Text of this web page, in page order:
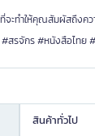
จะทำให้คุณสัมผัสถึง
รจักร #หนังสือไทย
สินค้าทั่วไป